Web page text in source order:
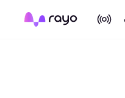
On Air